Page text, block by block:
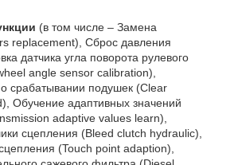
(в том числе – Замена
replacement), Сброс давления
датчика угла поворота рулевого
angle sensor calibration),
срабатывании подушек (Clear
Обучение адаптивных значений
adaptive values learn),
сцепления (Bleed clutch hydraulic),
(Touch point adaption),